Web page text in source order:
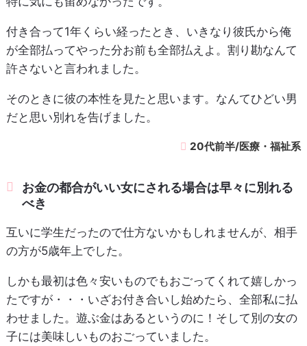
付き合って1年くらい経ったとき、いきなり彼氏から俺
が全部払ってやった分お前も全部払えよ。割り勘なんて
許さないと言われました。
そのときに彼の本性を見たと思います。なんてひどい男
だと思い別れを告げました。
20代前半/医療・福祉系
お金の都合がいい女にされる場合は早々に別れる
べき
互いに学生だったので仕方ないかもしれませんが、相手
の方が5歳年上でした。
しかも最初は色々安いものでもおごってくれて嬉しかっ
たですが・・・いざお付き合いし始めたら、全部私に払
わせました。遊ぶ金はあるというのに！そして別の女の
子には美味しいものおごっていました。